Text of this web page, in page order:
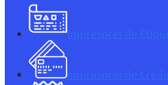
Impresoras de
Impresoras de